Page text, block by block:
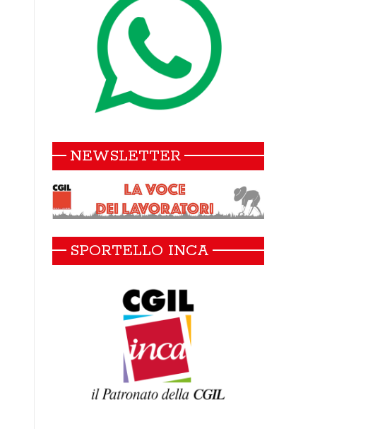
NEWSLETTER
SPORTELLO INCA